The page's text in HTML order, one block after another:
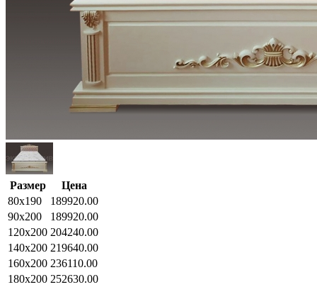
Размер
Цена
80x190
189920.00
90x200
189920.00
120x200 204240.00
140x200 219640.00
160x200 236110.00
180x200 252630.00